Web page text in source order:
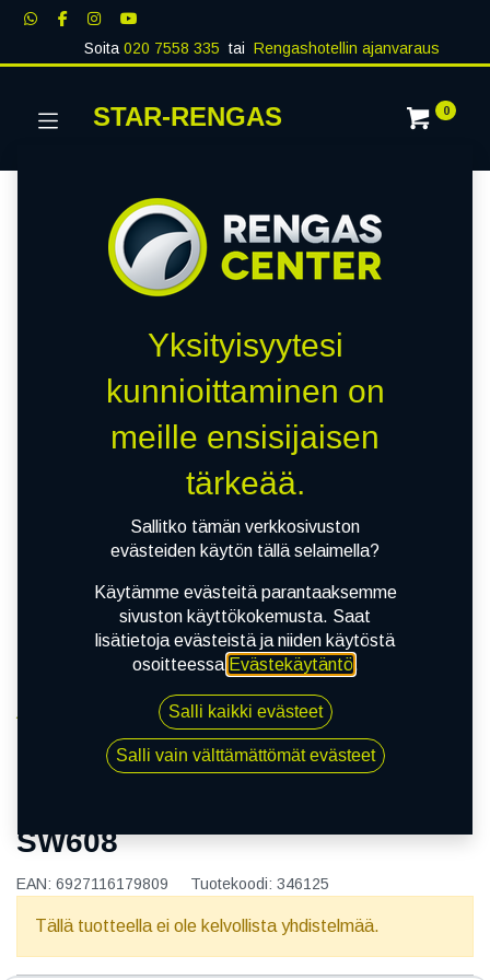
Soita020 7558 335 tai Rengashotellin ajanvaraus
STAR-RENGAS 0
155/80R13 79T WESTLAKE SW608
SW608
EAN: 6927116179809 Tuotekoodi: 346125
Tällä tuotteella ei ole kelvollista yhdistelmää.
Yksityisyytesi
kunnioittaminen on
meille ensisijaisen
tärkeää.
Sallitko tämän verkkosivuston
evästeiden käytön tällä selaimella?
Käytämme evästeitä parantaaksemme
sivuston käyttökokemusta. Saat
lisätietoja evästeistä ja niiden käytöstä
osoitteessa Evästekäytäntö.
Salli kaikki evästeet
Salli vain välttämättömät evästeet